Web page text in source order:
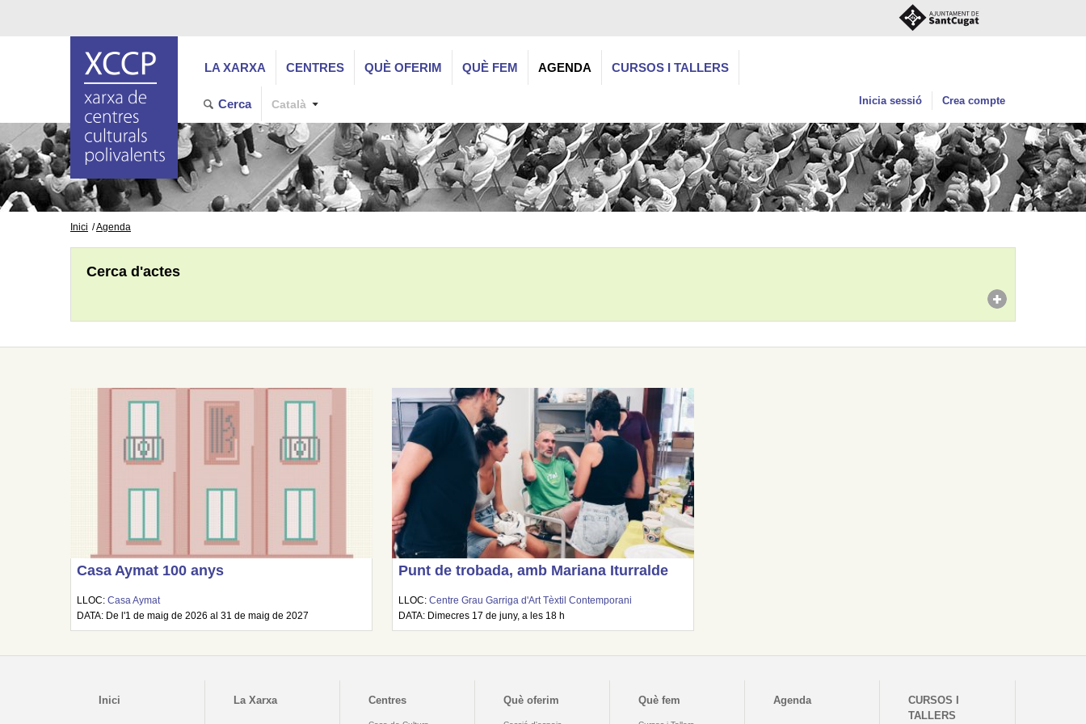
LA XARXA CENTRES QUÈ OFERIM QUÈ FEM AGENDA CURSOS I TALLERS
Cerca Català Inicia sessió Crea compte
Inici Agenda
Cerca d'actes
Casa Aymat 100 anys
LLOC:Casa Aymat
DATA: De l'1 de maig de 2026 al 31 de maig de 2027
Punt de trobada, amb Mariana Iturralde
LLOC:Centre Grau Garriga d'Art Tèxtil Contemporani
DATA: Dimecres 17 de juny, a les 18 h
Inici La Xarxa Centres Què oferim Què fem Agenda
CURSOS I
TALLERS